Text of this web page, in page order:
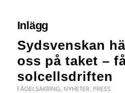
Inlägg
Sydsvenskan
oss på taket –
solcellsdriften
FÅGELSÄKRING, NYHETER, PRESS